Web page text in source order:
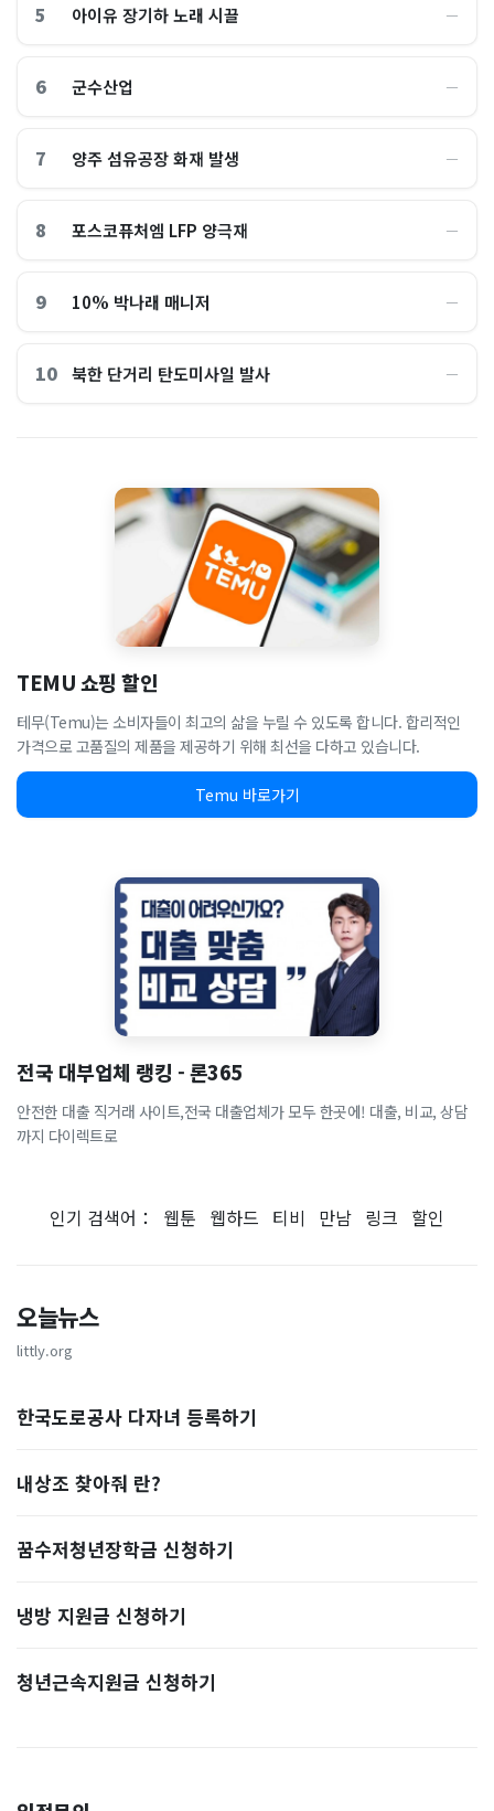
5 아이유 장기하 노래 시끌 ―
6 군수산업 ―
7 양주 섬유공장 화재 발생 ―
8 포스코퓨처엠 LFP 양극재 ―
9 10% 박나래 매니저 ―
10 북한 단거리 탄도미사일 발사 ―
TEMU 쇼핑 할인
테무(Temu)는 소비자들이 최고의 삶을 누릴 수 있도록 합니다. 합리적인
가격으로 고품질의 제품을 제공하기 위해 최선을 다하고 있습니다.
Temu 바로가기
전국 대부업체 랭킹 - 론365
안전한 대출 직거래 사이트,전국 대출업체가 모두 한곳에! 대출, 비교, 상담
까지 다이렉트로
인기 검색어： 웹툰 웹하드 티비 만남 링크 할인
오늘뉴스
littly.org
한국도로공사 다자녀 등록하기
내상조 찾아줘 란?
꿈수저청년장학금 신청하기
냉방 지원금 신청하기
청년근속지원금 신청하기